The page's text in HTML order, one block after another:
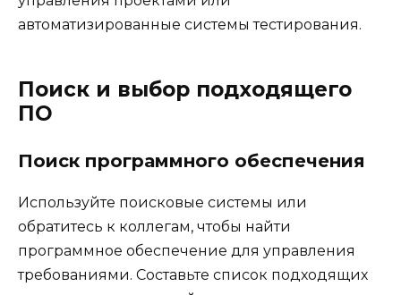
автоматизированные системы тестирования.
Поиск и выбор подходящего
ПО
Поиск программного обеспечения
Используйте поисковые системы или
обратитесь к коллегам, чтобы найти
программное обеспечение для управления
требованиями. Составьте список подходящих